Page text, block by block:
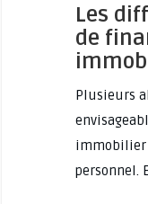
Les
de
Plusieurs
immobilier
personnel.